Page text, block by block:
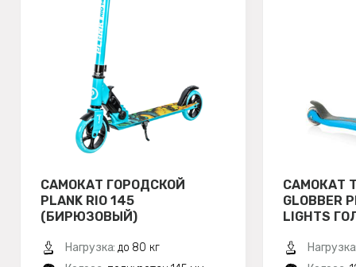
САМОКАТ ГОРОДСКОЙ
PLANK RIO 145
(БИРЮЗОВЫЙ)
Нагрузка: до 80 кг
САМОКАТ
GLOBBER
LIGHTS